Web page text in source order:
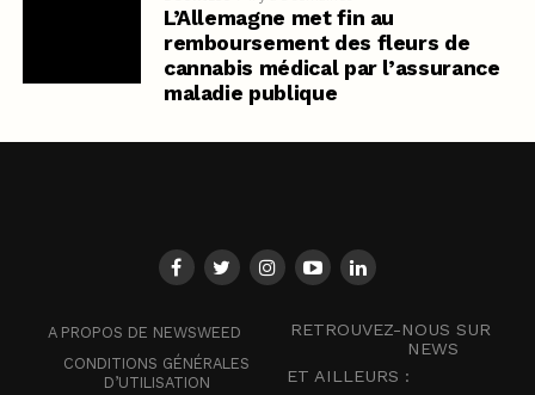
L’Allemagne met fin au
remboursement des fleurs de
cannabis médical par l’assurance
maladie publique
A PROPOS DE NEWSWEED
CONDITIONS GÉNÉRALES
D’UTILISATION
RETROUVEZ-NOUS SUR
NEWS
ET AILLEURS :